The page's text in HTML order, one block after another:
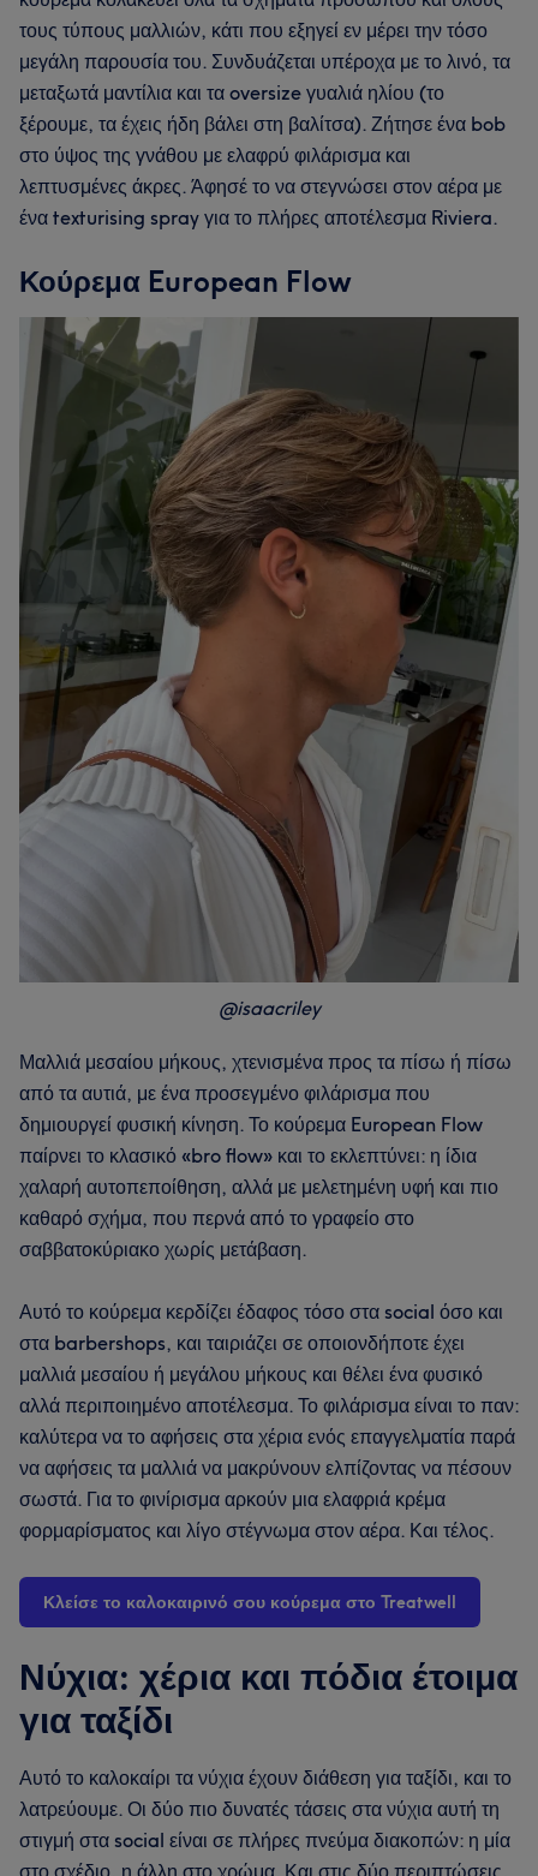
τους τύπους μαλλιών, κάτι που εξηγεί εν μέρει την τόσο
μεγάλη παρουσία του. Συνδυάζεται υπέροχα με το λινό, τα
μεταξωτά μαντίλια και τα oversize γυαλιά ηλίου (το
ξέρουμε, τα έχεις ήδη βάλει στη βαλίτσα). Ζήτησε ένα bob
στο ύψος της γνάθου με ελαφρύ φιλάρισμα και
λεπτυσμένες άκρες. Άφησέ το να στεγνώσει στον αέρα με
ένα texturising spray για το πλήρες αποτέλεσμα Riviera.
Κούρεμα European Flow
@isaacriley
Μαλλιά μεσαίου μήκους, χτενισμένα προς τα πίσω ή πίσω
από τα αυτιά, με ένα προσεγμένο φιλάρισμα που
δημιουργεί φυσική κίνηση. Το κούρεμα European Flow
παίρνει το κλασικό «bro flow» και το εκλεπτύνει: η ίδια
χαλαρή αυτοπεποίθηση, αλλά με μελετημένη υφή και πιο
καθαρό σχήμα, που περνά από το γραφείο στο
σαββατοκύριακο χωρίς μετάβαση.
Αυτό το κούρεμα κερδίζει έδαφος τόσο στα social όσο και
στα barbershops, και ταιριάζει σε οποιονδήποτε έχει
μαλλιά μεσαίου ή μεγάλου μήκους και θέλει ένα φυσικό
αλλά περιποιημένο αποτέλεσμα. Το φιλάρισμα είναι το παν:
καλύτερα να το αφήσεις στα χέρια ενός επαγγελματία παρά
να αφήσεις τα μαλλιά να μακρύνουν ελπίζοντας να πέσουν
σωστά. Για το φινίρισμα αρκούν μια ελαφριά κρέμα
φορμαρίσματος και λίγο στέγνωμα στον αέρα. Και τέλος.
Κλείσε το καλοκαιρινό σου κούρεμα στο Treatwell
Νύχια: χέρια και πόδια έτοιμα
για ταξίδι
Αυτό το καλοκαίρι τα νύχια έχουν διάθεση για ταξίδι, και το
λατρεύουμε. Οι δύο πιο δυνατές τάσεις στα νύχια αυτή τη
στιγμή στα social είναι σε πλήρες πνεύμα διακοπών: η μία